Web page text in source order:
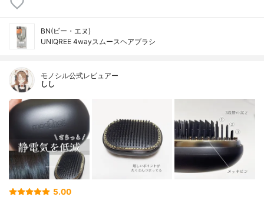
BN(ビー・エヌ)
UNIQREE 4wayスムースヘアブラシ
モノシル公式レビュアー
しし
5.00